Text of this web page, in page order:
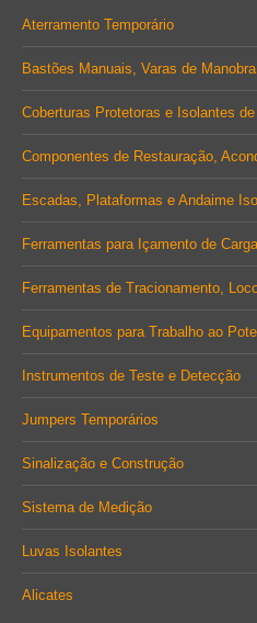
in
window
in
window
in
window
Aterramento Temporário
Bastões Manuais, Varas de
Coberturas Protetoras e Isolantes
Componentes de Restauração,
Escadas, Plataformas e Andaime
Ferramentas para Içamento de
Ferramentas de Tracionamento,
Equipamentos para Trabalho ao
Instrumentos de Teste e Detecção
Jumpers Temporários
Sinalização e Construção
Sistema de Medição
Luvas Isolantes
Alicates